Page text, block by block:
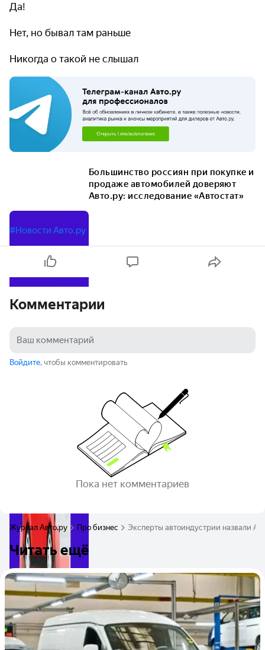
Да!
Нет, но бывал там раньше
Никогда о такой не слышал
Большинство россиян при покупке и
продаже автомобилей доверяют
Авто.ру: исследование «Автостат»
#Новости Авто.ру
Комментарии
Войдите, чтобы комментировать
Пока нет комментариев
Журнал Авто.ру Про бизнес Эксперты автоиндустрии назвали
Читать ещё